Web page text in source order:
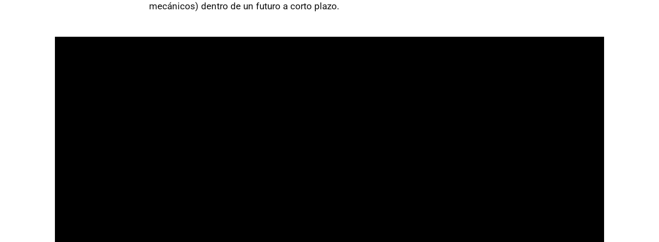
mecánicos) dentro de un futuro a corto plazo.